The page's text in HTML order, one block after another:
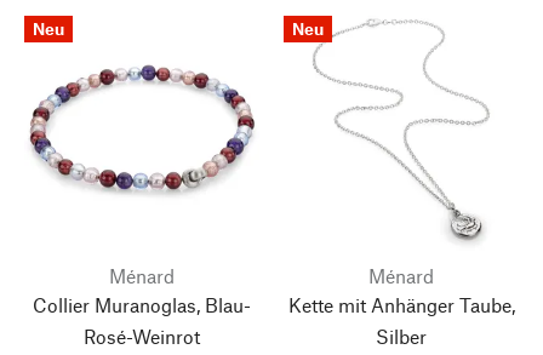
Neu
Ménard
Collier Muranoglas, Blau-
Rosé-Weinrot
Neu
Ménard
Kette mit Anhänger Taube,
Silber